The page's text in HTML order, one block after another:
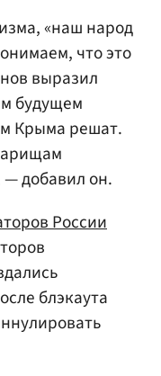
«наш народ
что это
выразил
будущем
Крыма решат.
— добавил он.
России
блэкаута